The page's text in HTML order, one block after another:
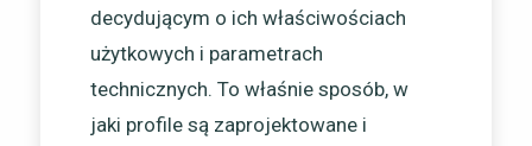
decydującym o ich właściwościach
użytkowych i parametrach
technicznych. To właśnie sposób, w
jaki profile są zaprojektowane i